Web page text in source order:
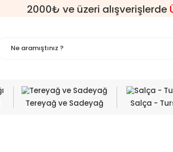
2000₺ ve üzeri alışverişlerde
Tereyağ ve Sadeyağ Salça -